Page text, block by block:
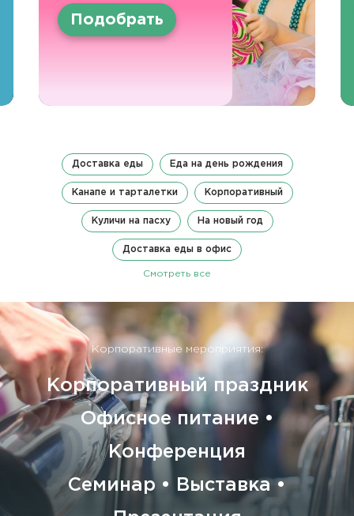
Подобрать
Доставка еды Еда на день рождения
Канапе и тарталетки Корпоративный
Куличи на пасху На новый год
Доставка еды в офис
Смотреть все
Корпоративные мероприятия:
Корпоративный праздник
Офисное питание •
Конференция
Семинар • Выставка •